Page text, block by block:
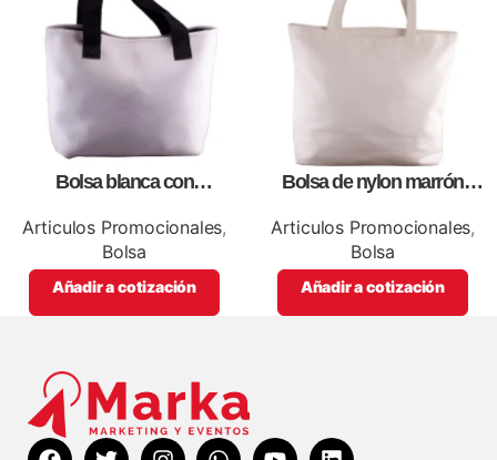
Bolsa blanca con
promocionales
Articulos Promocionales,
Bolsa
Añadir a cotización
Bolsa de nylon marrón
color
Articulos Promocionales,
Bolsa
Añadir a cotización